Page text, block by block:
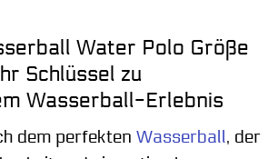
Water Polo Größe
Schlüssel zu
Wasserball-Erlebnis
dem perfekten Wasserball, der